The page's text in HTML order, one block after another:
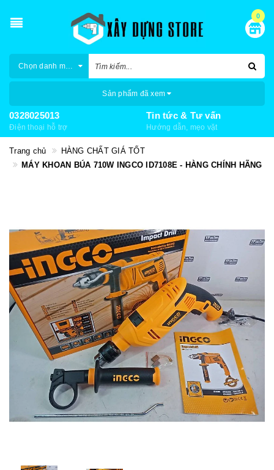
0
Chọn danh mục
Sản phẩm đã xem
0328025013
Điện thoại hỗ trợ
Tin tức & Tư vấn
Hướng dẫn, mẹo vặt
Trang chủ
HÀNG CHẤT GIÁ TỐT
MÁY KHOAN BÚA 710W INGCO ID7108E - HÀNG CHÍNH HÃNG